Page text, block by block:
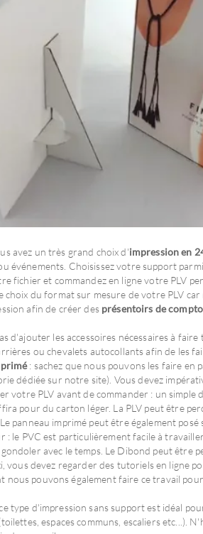
avez un très grand choix d'impression en
événements. Choisissez votre support
fichier et commandez en ligne votre PLV
choix du format sur mesure de votre PLV
afin de créer des présentoirs de
d'ajouter les accessoires nécessaires à
ou chevalets autocollants afin de les
: sachez que nous pouvons les faire en
dédiée sur notre site). Vous devez
votre PLV avant de commander : un simple
pour du carton léger. La PLV peut être
panneau imprimé peut être également
: le PVC est particulièrement facile à
avec le temps. Le Dibond peut être
vous devez regarder des tutoriels en ligne
nous pouvons également faire ce travail
type d'impression sans support est idéal
espaces communs, escaliers etc...).